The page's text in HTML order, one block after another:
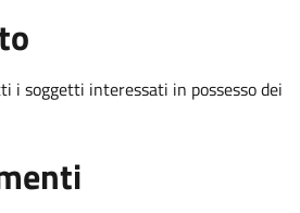
i soggetti interessati in possesso dei